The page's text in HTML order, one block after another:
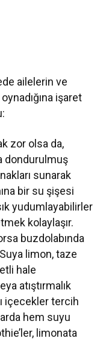
ailelerin ve
işaret
zor olsa da,
dondurulmuş
sunarak
bir su şişesi
yudumlayabilirler
kolaylaşır.
buzdolabında
limon, taze
hale
atıştırmalık
içecekler tercih
hem suyu
limonata